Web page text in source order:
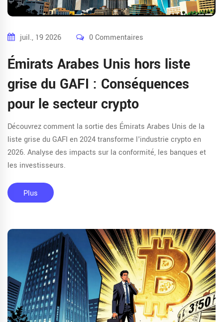
juil., 19 2026 0 Commentaires
Émirats Arabes Unis hors liste
grise du GAFI : Conséquences
pour le secteur crypto
Découvrez comment la sortie des Émirats Arabes Unis de la
liste grise du GAFI en 2024 transforme l'industrie crypto en
2026. Analyse des impacts sur la conformité, les banques et
les investisseurs.
Plus